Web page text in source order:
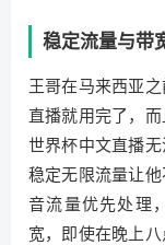
稳定流量与带
王哥在马来西亚
直播就用完了，
世界杯中文直播
稳定无限流量让
音流量优先处理
宽，即使在晚上